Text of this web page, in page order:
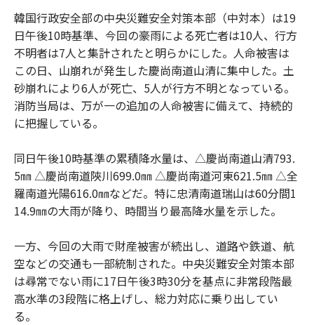
韓国行政安全部の中央災難安全対策本部（中対本）は19
日午後10時基準、今回の豪雨による死亡者は10人、行方
不明者は7人と集計されたと明らかにした。人命被害は
この日、山崩れが発生した慶尚南道山清に集中した。土
砂崩れにより6人が死亡、5人が行方不明となっている。
消防当局は、万が一の追加の人命被害に備えて、持続的
に把握している。
同日午後10時基準の累積降水量は、△慶尚南道山清793.
5㎜ △慶尚南道陜川699.0㎜ △慶尚南道河東621.5㎜ △全
羅南道光陽616.0㎜などだ。特に忠清南道瑞山は60分間1
14.9㎜の大雨が降り、時間当り最高降水量を示した。
一方、今回の大雨で財産被害が続出し、道路や鉄道、航
空などの交通も一部統制された。中央災難安全対策本部
は尋常でない雨に17日午後3時30分を基点に非常段階最
高水準の3段階に格上げし、総力対応に乗り出してい
る。